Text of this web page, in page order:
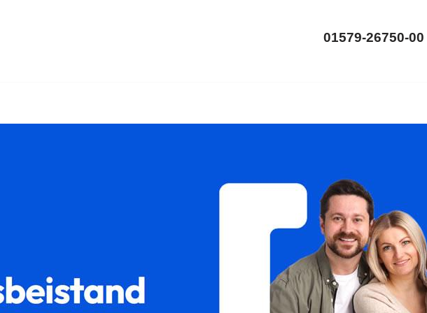
01579-26750-00